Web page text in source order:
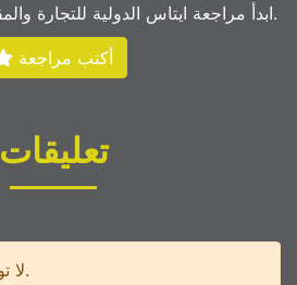
ابدأ مراجعة ايتاس الدولية للتجارة والمقاولات والخدمات العامة.
أكتب مراجعة
تعليقات
لا توجد تعليقات حتى الآن.